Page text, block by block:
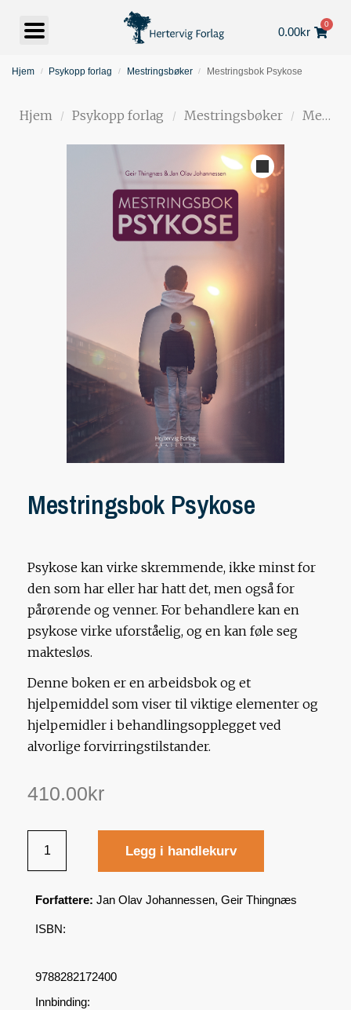
0.00kr
0
Hjem / Psykopp forlag / Mestringsbøker / Mestringsbok Psykose
Hjem / Psykopp forlag / Mestringsbøker / Mestringsbok Psykose
Mestringsbok Psykose
Psykose kan virke skremmende, ikke minst for
den som har eller har hatt det, men også for
pårørende og venner. For behandlere kan en
psykose virke uforståelig, og en kan føle seg
maktesløs.
Denne boken er en arbeidsbok og et
hjelpemiddel som viser til viktige elementer og
hjelpemidler i behandlingsopplegget ved
alvorlige forvirringstilstander.
410.00kr
Legg i handlekurv
Forfattere: Jan Olav Johannessen, Geir Thingnæs
ISBN:
9788282172400
Innbinding: